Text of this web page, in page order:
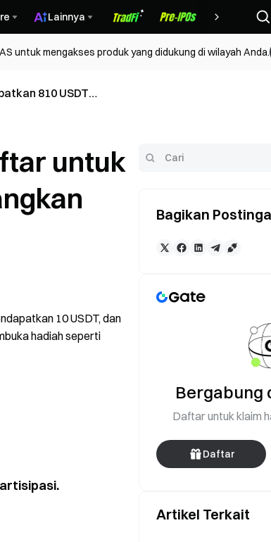
Lainnya
untuk mengakses produk yang didukung di wilayah Anda.
810 USDT
untuk
10 USDT, dan
hadiah seperti
Bagikan
Bergabung
Daftar untuk klaim
Daftar
Artikel Terkait